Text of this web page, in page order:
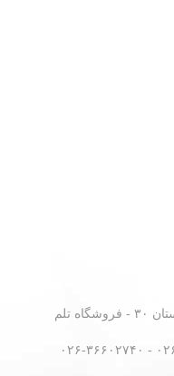
کرج - جاده فردیس - نبش گلستان ۳۰ - فروشگاه تلم